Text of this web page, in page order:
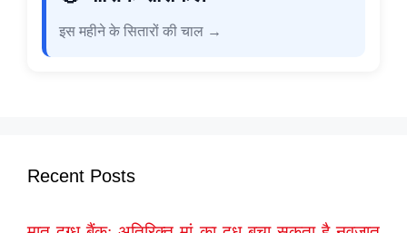
इस महीने के सितारों की चाल →
Recent Posts